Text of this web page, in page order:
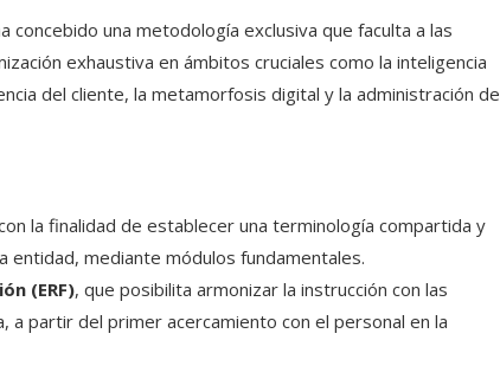
concebido una metodología exclusiva que faculta a las
exhaustiva en ámbitos cruciales como la inteligencia
del cliente, la metamorfosis digital y la administración de
la finalidad de establecer una terminología compartida y
entidad, mediante módulos fundamentales.
(ERF), que posibilita armonizar la instrucción con las
partir del primer acercamiento con el personal en la